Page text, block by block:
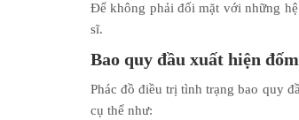
Để không phải đối mặt với những
sĩ.
Bao quy đầu xuất hiện
Phác đồ điều trị tình trạng bao quy
cụ thể như: